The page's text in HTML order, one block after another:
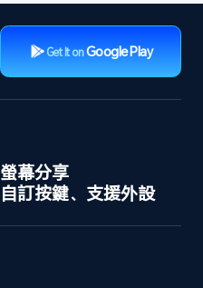
Get It onGoogle Play
螢幕分享
自訂按鍵、支援外設